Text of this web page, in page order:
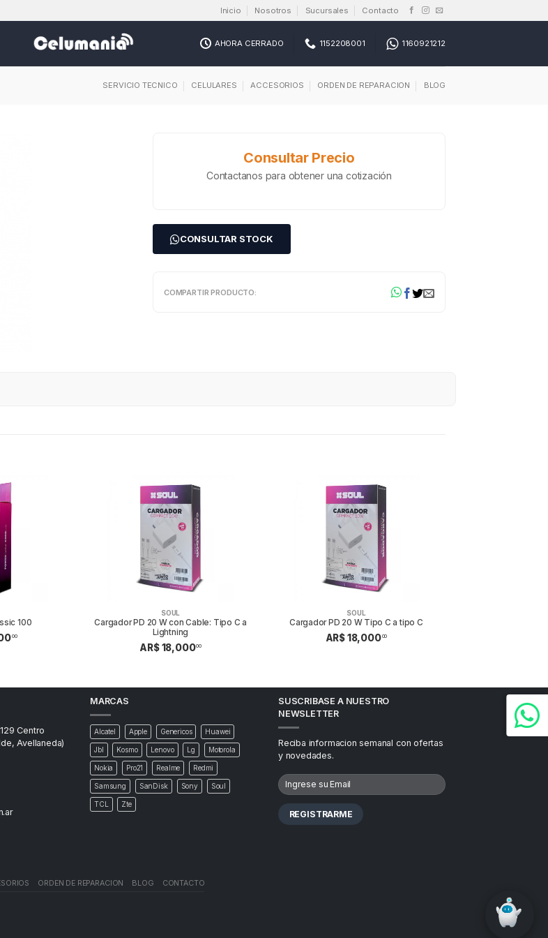
Inicio Nosotros Sucursales Contacto
AHORA CERRADO 1152208001 1160921212
SERVICIO TECNICO CELULARES ACCESORIOS ORDEN DE REPARACION BLOG
Consultar Precio
Contactanos para obtener una cotización
CONSULTAR STOCK
COMPARTIR PRODUCTO:
100
00
SOUL
Cargador PD 20 W con Cable: Tipo C a
Lightning
AR$ 18,00000
SOUL
Cargador PD 20 W Tipo C a tipo C
AR$ 18,00000
Centro
Avellaneda)
MARCAS
Alcatel Apple Genericos Huawei
Jbl Kosmo Lenovo Lg Motorola
Nokia Pro21 Realme Redmi
Samsung SanDisk Sony Soul
TCL Zte
SUSCRIBASE A NUESTRO
NEWSLETTER
Reciba informacion semanal con ofertas
y novedades.
ORDEN DE REPARACION BLOG CONTACTO